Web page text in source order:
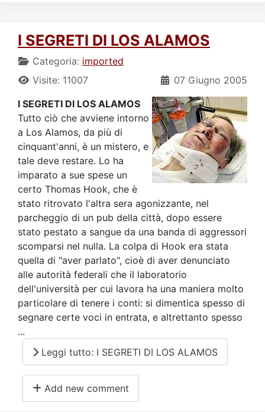
I SEGRETI DI LOS ALAMOS
Categoria: imported
07 Giugno 2005
Visite: 11007
I SEGRETI DI LOS ALAMOS
Tutto ciò che avviene intorno
a Los Alamos, da più di
cinquant'anni, è un mistero, e
tale deve restare. Lo ha
imparato a sue spese un
certo Thomas Hook, che è
stato ritrovato l'altra sera agonizzante, nel
parcheggio di un pub della città, dopo essere
stato pestato a sangue da una banda di aggressori
scomparsi nel nulla. La colpa di Hook era stata
quella di "aver parlato", cioè di aver denunciato
alle autorità federali che il laboratorio
dell'università per cui lavora ha una maniera molto
particolare di tenere i conti: si dimentica spesso di
segnare certe voci in entrata, e altrettanto spesso
...
Leggi tutto: I SEGRETI DI LOS ALAMOS
Add new comment